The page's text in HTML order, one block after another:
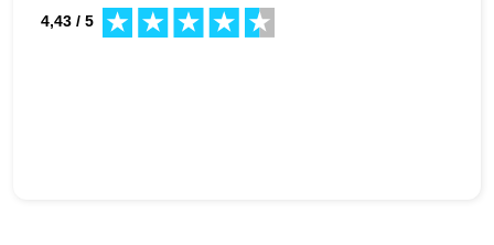
4,43 / 5